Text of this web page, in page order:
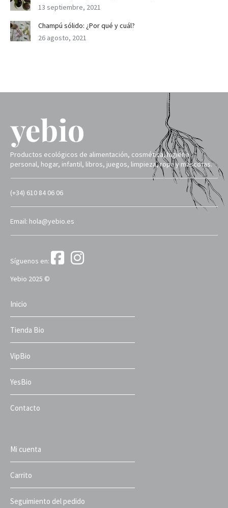
13 septiembre, 2021
Champú sólido: ¿Por qué y cuál?
26 agosto, 2021
Productos ecológicos de alimentación, cosmética, higiene
personal, hogar, infantil, libros, juegos, limpieza, ropa y mascotas.
(+34) 610 84 06 06
Email: hola@yebio.es
Síguenos en:
Yebio 2025 ©
Inicio
Tienda Bio
VipBio
YesBio
Contacto
Mi cuenta
Carrito
Seguimiento del pedido